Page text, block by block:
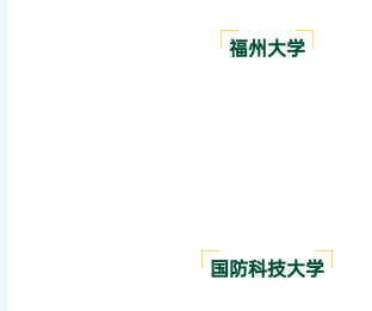
福州大学
国防科技大学